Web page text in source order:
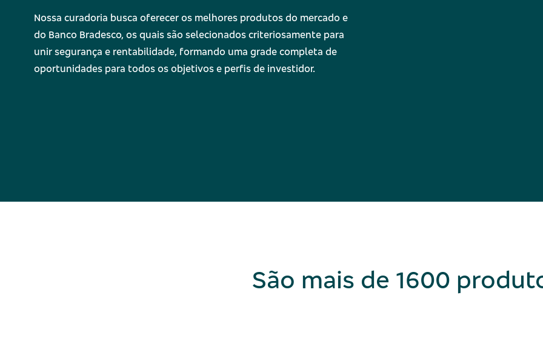
Nossa curadoria busca oferecer os melhores produtos do mercado e
do Banco Bradesco, os quais são selecionados criteriosamente para
unir segurança e rentabilidade, formando uma grade completa de
oportunidades para todos os objetivos e perfis de investidor.
São mais de 1600